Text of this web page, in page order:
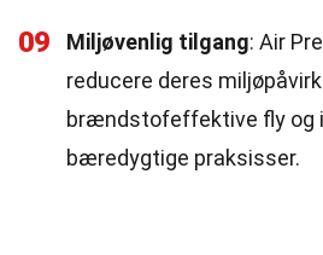
09 Miljøvenlig tilgang: Air
reducere deres
brændstofeffektive fly og
bæredygtige praksisser.